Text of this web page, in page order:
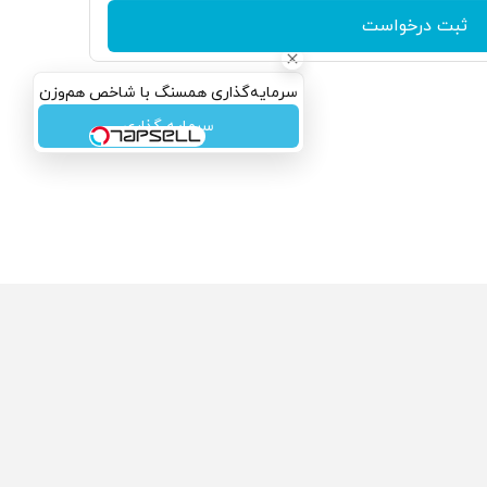
سرمایه‌گذاری همسنگ با شاخص هم‌وزن
سرمایه گذاری
ثبت درخواست